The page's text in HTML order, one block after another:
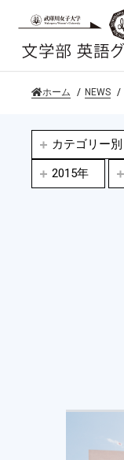
ホーム NEWS
カテゴリー別
2015年